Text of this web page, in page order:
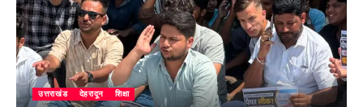
उत्तराखंड देहरादून शिक्षा